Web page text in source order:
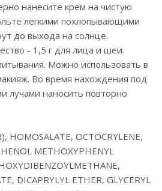
нанесите крем на чистую
лёгкими похлопывающими
до выхода на солнце.
- 1,5 г для лица и шеи.
Можно использовать в
Во время нахождения под
лучами наносить повторно
HOMOSALATE, OCTOCRYLENE,
METHOXYPHENYL
DICAPRYLYL ETHER, GLYCERYL